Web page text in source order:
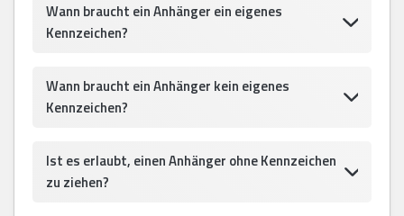
Wann braucht ein Anhänger ein eigenes
Kennzeichen?
Wann braucht ein Anhänger kein eigenes
Kennzeichen?
Ist es erlaubt, einen Anhänger ohne Kennzeichen
zu ziehen?